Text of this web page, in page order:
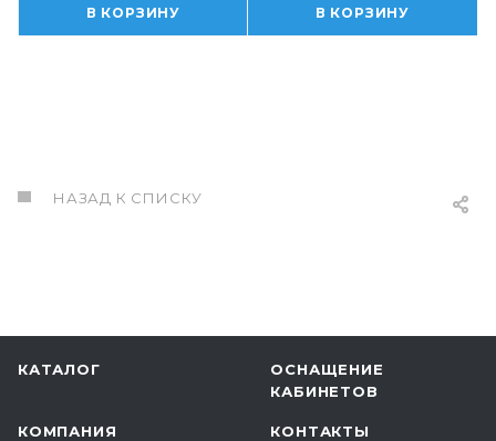
В КОРЗИНУ В КОРЗИНУ
НАЗАД К СПИСКУ
КАТАЛОГ
ОСНАЩЕНИЕ
КАБИНЕТОВ
КОМПАНИЯ КОНТАКТЫ